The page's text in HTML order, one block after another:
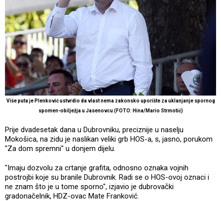
Više puta je Plenković ustvrdio da vlast nema zakonsko uporište za uklanjanje spornog
spomen-obilježja u Jasenovcu (FOTO: Hina/Mario Strmotić)
Prije dvadesetak dana u Dubrovniku, preciznije u naselju
Mokošica, na zidu je naslikan veliki grb HOS-a, s, jasno, porukom
"Za dom spremni" u donjem dijelu.
"Imaju dozvolu za crtanje grafita, odnosno oznaka vojnih
postrojbi koje su branile Dubrovnik. Radi se o HOS-ovoj oznaci i
ne znam što je u tome sporno", izjavio je dubrovački
gradonačelnik, HDZ-ovac Mate Franković.